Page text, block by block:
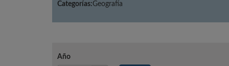
Categorías:Geografía
Año